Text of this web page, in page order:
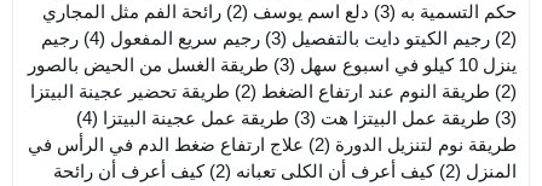
حكم التسمية به (3) دلع اسم يوسف (2)
رائحة الفم مثل المجاري
(2)
رجيم الكيتو دايت بالتفصيل (3) رجيم سريع المفعول (4)
رجيم
ينزل 10 كيلو في اسبوع سهل
(3)
طريقة الغسل من الحيض بالصور
(2)
طريقة النوم عند ارتفاع الضغط (2)
طريقة تحضير عجينة البيتزا
(3)
طريقة عمل البيتزا هت (3) طريقة عمل عجينة البيتزا (4)
طريقة نوم لتنزيل الدورة (2)
علاج ارتفاع ضغط الدم في الرأس في
المنزل (2) كيف أعرف أن الكلى تعبانه (2) كيف أعرف أن رائحة